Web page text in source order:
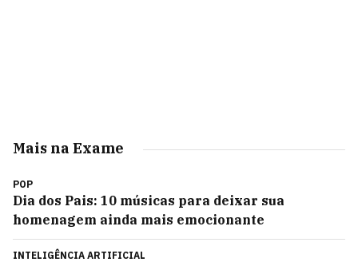
Mais na Exame
POP
Dia dos Pais: 10 músicas para deixar sua
homenagem ainda mais emocionante
INTELIGÊNCIA ARTIFICIAL